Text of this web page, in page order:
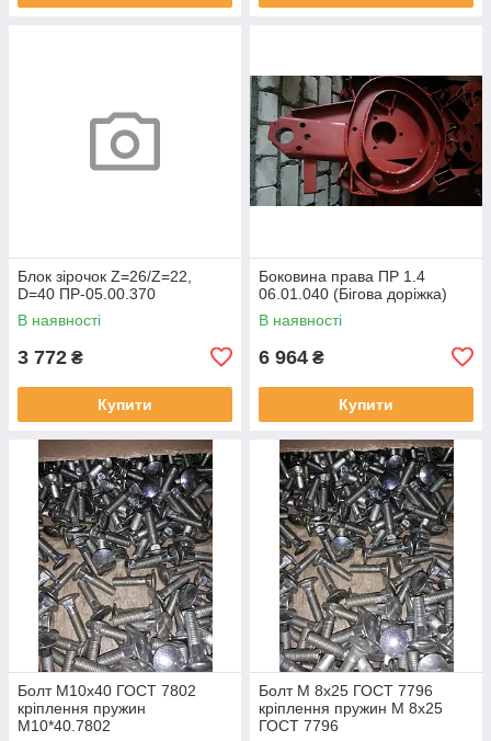
Блок зірочок Z=26/Z=22,
D=40 ПР-05.00.370
В наявності
3 772 ₴
Купити
Боковина права ПР 1.4
06.01.040 (Бігова доріжка)
В наявності
6 964 ₴
Купити
Болт М10х40 ГОСТ 7802
кріплення пружин
М10*40.7802
Болт М 8х25 ГОСТ 7796
кріплення пружин М 8х25
ГОСТ 7796